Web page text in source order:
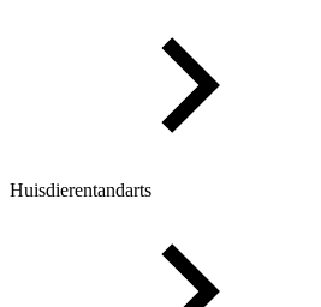
Huisdierentandarts